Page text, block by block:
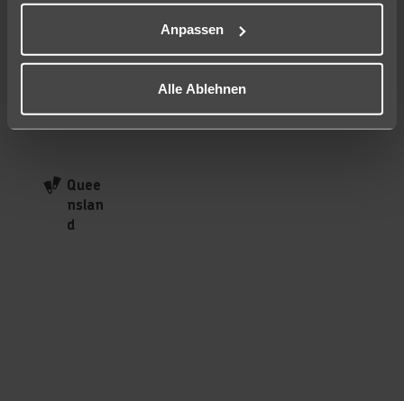
Anpassen
Alle Ablehnen
Quee
nslan
d